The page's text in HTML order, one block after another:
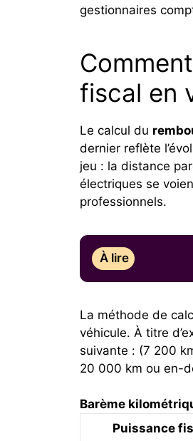
gestionnaires
fiscal en
Le calcul du
dernier reflète
jeu : la distance
électriques se
professionnels.
À lire
La méthode de
véhicule. À titre
suivante : (7 200
20 000 km ou en-
Barème
Puissance